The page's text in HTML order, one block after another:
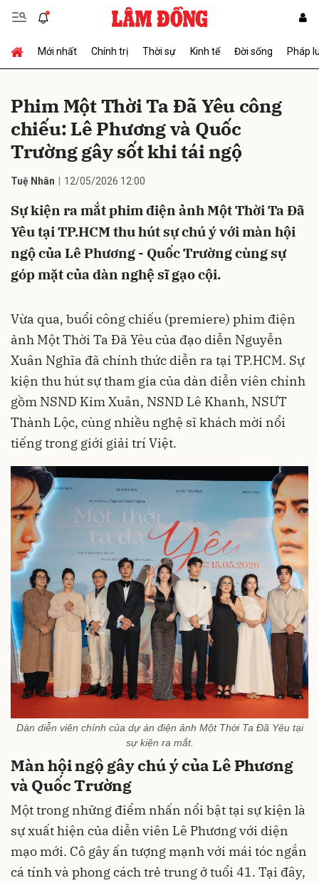
Mới nhất Chính trị Thời sự Kinh tế Đời sống Pháp
Phim Một Thời Ta Đã Yêu công
chiếu: Lê Phương và Quốc
Trường gây sốt khi tái ngộ
Tuệ Nhân 12/05/2026 12:00
Sự kiện ra mắt phim điện ảnh Một Thời Ta Đã
Yêu tại TP.HCM thu hút sự chú ý với màn hội
ngộ của Lê Phương - Quốc Trường cùng sự
góp mặt của dàn nghệ sĩ gạo cội.
Vừa qua, buổi công chiếu (premiere) phim điện
ảnh Một Thời Ta Đã Yêu của đạo diễn Nguyễn
Xuân Nghĩa đã chính thức diễn ra tại TP.HCM. Sự
kiện thu hút sự tham gia của dàn diễn viên chính
gồm NSND Kim Xuân, NSND Lê Khanh, NSƯT
Thành Lộc, cùng nhiều nghệ sĩ khách mời nổi
tiếng trong giới giải trí Việt.
Dàn diễn viên chính của dự án điện ảnh Một Thời Ta Đã Yêu tại
sự kiện ra mắt.
Màn hội ngộ gây chú ý của Lê Phương
và Quốc Trường
Một trong những điểm nhấn nổi bật tại sự kiện là
sự xuất hiện của diễn viên Lê Phương với diện
mạo mới. Cô gây ấn tượng mạnh với mái tóc ngắn
cá tính và phong cách trẻ trung ở tuổi 41. Tại đây,
Gửi bình luận
Hủy Gửi